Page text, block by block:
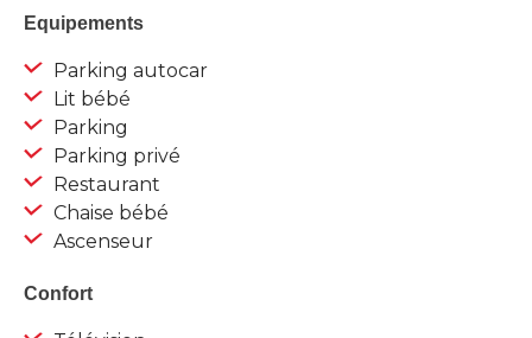
Equipements
Parking autocar
Lit bébé
Parking
Parking privé
Restaurant
Chaise bébé
Ascenseur
Confort